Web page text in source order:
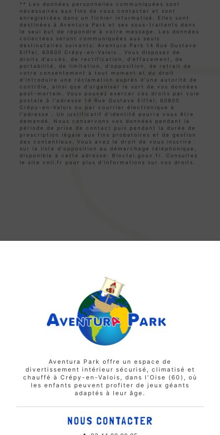
** Les données personnelles communiquées sont
nécessaires aux fins de vous contacter et sont
enregistrées dans un fichier informatisé. Elles sont
destinées à Aventura Park et ses sous-traitants dans
le seul but de répondre à votre message. Les données
collectées seront communiquées aux seuls
destinataires suivants: Aventura Park 14 Rue Gustave
Eiffel, 60800 Crépy-en-Valois . Vous disposez de
droits d’accès, de rectification, d’effacement, de
portabilité, de limitation, d’opposition, de retrait de
votre consentement à tout moment et du droit
d’introduire une réclamation auprès d’une autorité de
contrôle, ainsi que d’organiser le sort de vos données
post-mortem. Vous pouvez exercer ces droits par voie
postale à l'adresse 14 Rue Gustave Eiffel, 60800
Crépy-en-Valois ou par courrier électronique à
l'adresse . Un justificatif d'identité pourra vous être
demandé. Nous conservons vos données pendant la
période de prise de contact puis pendant la durée de
prescription légale aux fins probatoires et de gestion
des contentieux. Vous avez le droit de vous inscrire
sur la liste d'opposition au démarchage téléphonique,
disponible à cette adresse: Bloctel.gouv.fr
. Consultez
le site cnil.fr pour plus d’informations sur vos droits.
Aventura Park offre un espace de
divertissement intérieur sécurisé, climatisé et
chauffé à Crépy-en-Valois, dans l'Oise (60), où
les enfants peuvent profiter de jeux géants
adaptés à leur âge.
NOUS CONTACTER